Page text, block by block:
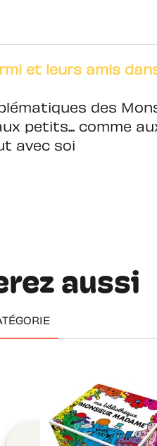
et leurs amis
des
petits... comme
avec soi
aussi